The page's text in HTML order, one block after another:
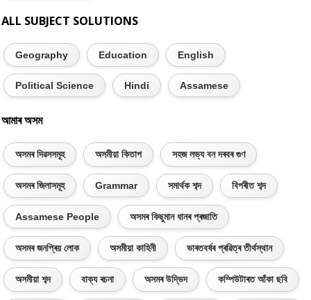
ALL SUBJECT SOLUTIONS
Geography Education English
Political Science Hindi Assamese
আমাৰ অসম
অসমৰ দিৱসসমূহ অসমীয়া কিতাপ সহজ লভ্য বন দৰবৰ গুণ
অসমৰ জিলাসমূহ Grammar সমাৰ্থক শব্দ বিপৰীত শব্দ
Assamese People অসমৰ কিছুমান ধানৰ প্ৰজাতি
অসমৰ জনপ্ৰিয় লোক অসমীয়া কাহিনী ভাৰতবৰ্ষৰ প্ৰৱিত্ৰ তীৰ্থস্থান
অসমীয়া শব্দ বাক্য ৰচনা অসমৰ উদ্ভিদ কম্পিউটাৰত আঁকা ছবি